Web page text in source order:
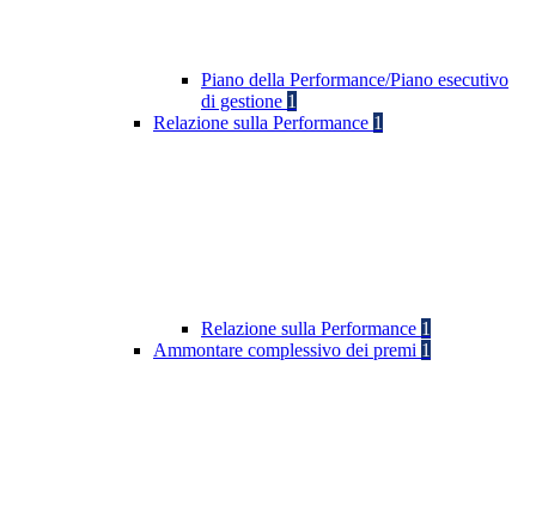
Piano della Performance/Piano esecutivo
di gestione 1
Relazione sulla Performance 1
Relazione sulla Performance 1
Ammontare complessivo dei premi 1